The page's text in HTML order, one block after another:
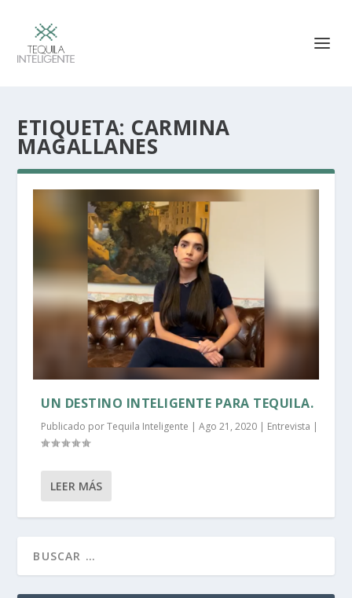
ETIQUETA: CARMINA
MAGALLANES
UN DESTINO INTELIGENTE PARA TEQUILA.
Publicado porTequila Inteligente |Ago 21, 2020 | Entrevista |
LEER MÁS